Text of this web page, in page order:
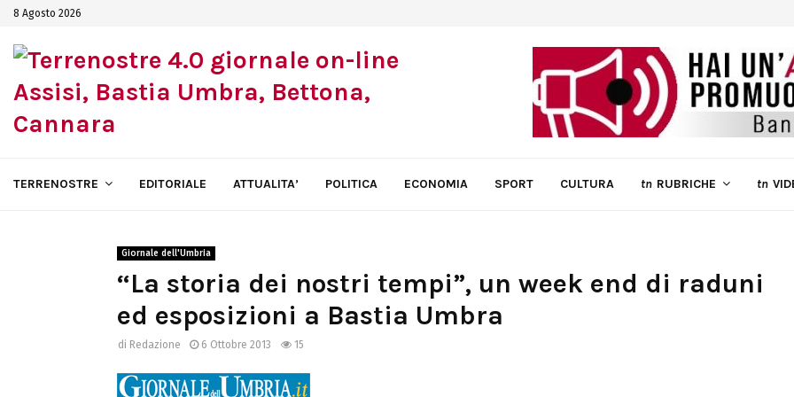
8 Agosto 2026
TERRENOSTRE EDITORIALE ATTUALITA’ POLITICA ECONOMIA SPORT CULTURA tn RUBRICHE tn
Giornale dell'Umbria
“La storia dei nostri tempi”, un week end di raduni
ed esposizioni a Bastia Umbra
di Redazione 6 Ottobre 2013 15